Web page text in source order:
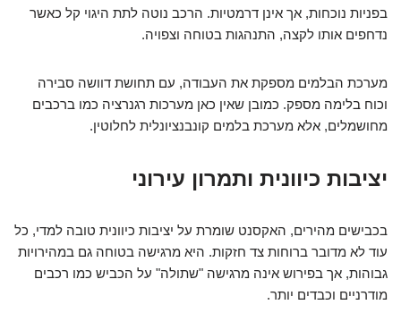
בפניות נוכחות, אך אינן דרמטיות. הרכב נוטה לתת היגוי קל כאשר
נדחפים אותו לקצה, התנהגות בטוחה וצפויה.
מערכת הבלמים מספקת את העבודה, עם תחושת דוושה סבירה
וכוח בלימה מספק. כמובן שאין כאן מערכות רגנרציה כמו ברכבים
מחושמלים, אלא מערכת בלמים קונבנציונלית לחלוטין.
יציבות כיוונית ותמרון עירוני
בכבישים מהירים, האקסנט שומרת על יציבות כיוונית טובה למדי, כל
עוד לא מדובר ברוחות צד חזקות. היא מרגישה בטוחה גם במהירויות
גבוהות, אך בפירוש אינה מרגישה "שתולה" על הכביש כמו רכבים
מודרניים וכבדים יותר.